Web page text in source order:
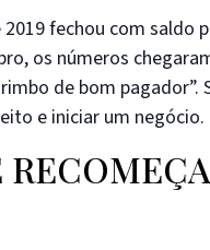
2019 fechou com
os números
de bom
e iniciar um negócio.